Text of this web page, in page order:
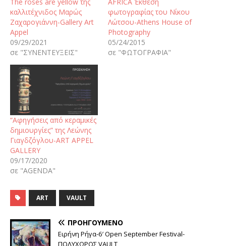
The roses are yellow της
καλλιτέχνιδος Μαρώς
Ζαχαρογιάννη-Gallery Art
Appel
09/29/2021
σε "ΣΥΝΕΝΤΕΥΞΕΙΣ"
AFRICA Έκθεση
φωτογραφίας του Νίκου
Λώτσου-Athens House of
Photography
05/24/2015
σε "ΦΩΤΟΓΡΑΦΙΑ"
“Αφηγήσεις από κεραμικές
δημιουργίες” της Λεώνης
Γιαγδζόγλου-ART APPEL
GALLERY
09/17/2020
σε "AGENDA"
ART VAULT
ΠΡΟΗΓΟΎΜΕΝΟ
Ειρήνη Ρήγα-6′ Open September Festival-
ΠΟΛΥΧΩΡΟΣ VAULT